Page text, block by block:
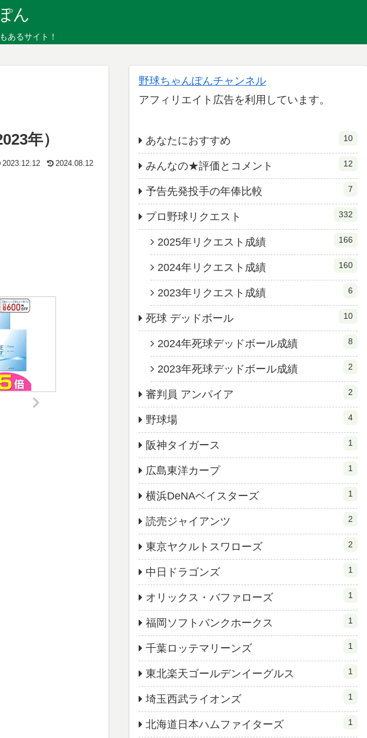
ん
あるサイト！
年）
2023.12.12 2024.08.12
野球ちゃんぽんチャンネル
アフィリエイト広告を利用しています。
あなたにおすすめ 10
みんなの★評価とコメント 12
予告先発投手の年俸比較 7
プロ野球リクエスト 332
2025年リクエスト成績 166
2024年リクエスト成績 160
2023年リクエスト成績 6
死球 デッドボール 10
2024年死球デッドボール成績 8
2023年死球デッドボール成績 2
審判員 アンパイア 2
野球場 4
阪神タイガース 1
広島東洋カープ 1
横浜DeNAベイスターズ 1
読売ジャイアンツ 2
東京ヤクルトスワローズ 2
中日ドラゴンズ 1
オリックス・バファローズ 1
福岡ソフトバンクホークス 1
千葉ロッテマリーンズ 1
東北楽天ゴールデンイーグルス 1
埼玉西武ライオンズ 1
北海道日本ハムファイターズ 1